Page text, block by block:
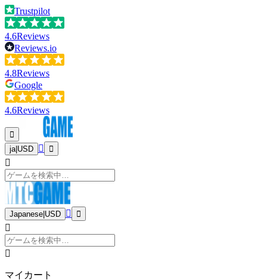
Trustpilot
4.6Reviews
Reviews.io
4.8Reviews
Google
4.6Reviews
ja| USD
Japanese USD
マイカート